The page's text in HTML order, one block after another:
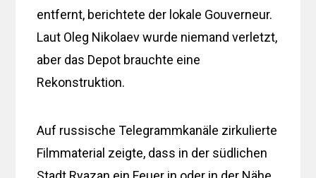
entfernt, berichtete der lokale Gouverneur.
Laut Oleg Nikolaev wurde niemand verletzt,
aber das Depot brauchte eine
Rekonstruktion.
Auf russische Telegrammkanäle zirkulierte
Filmmaterial zeigte, dass in der südlichen